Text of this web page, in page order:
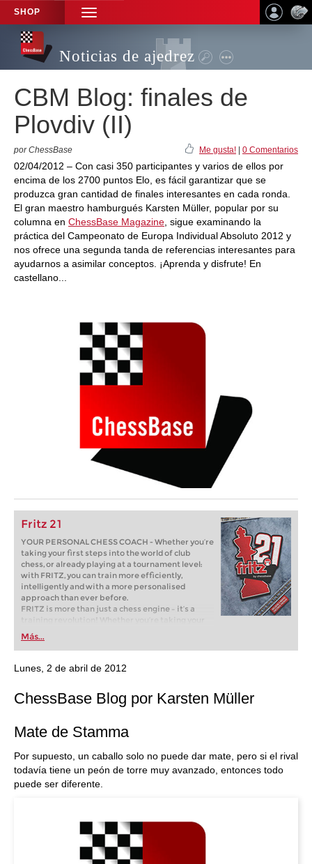
SHOP
TOGGLE
NAVIGATION
Noticias de ajedrez
CBM Blog: finales de
Plovdiv (II)
por ChessBase Me gusta! 0 Comentarios
02/04/2012 – Con casi 350 participantes y varios de ellos por
encima de los 2700 puntos Elo, es fácil garantizar que se
produzca gran cantidad de finales interesantes en cada ronda.
El gran maestro hamburgués Karsten Müller, popular por su
columna en ChessBase Magazine , sigue examinando la
práctica del Campeonato de Europa Individual Absoluto 2012 y
nos ofrece una segunda tanda de referencias interesantes para
ayudarnos a asimilar conceptos. ¡Aprenda y disfrute! En
castellano...
Fritz 21
YOUR PERSONAL CHESS COACH - Whether you’re
taking your first steps into the world of club
chess, or already playing at a tournament level:
with FRITZ, you can train more efficiently,
intelligently and with a more personalised
approach than ever before.
FRITZ is more than just a chess engine – it’s a
training revolution! Whether you’re taking your
first steps into the world of club chess, or already
playing at a tournament level: with FRITZ, you can
train more efficiently, intelligently and with a
more personalised approach than ever before.
Más...
Lunes, 2 de abril de 2012
ChessBase Blog por Karsten Müller
Mate de Stamma
Por supuesto, un caballo solo no puede dar mate, pero si el rival
todavía tiene un peón de torre muy avanzado, entonces todo
puede ser diferente.